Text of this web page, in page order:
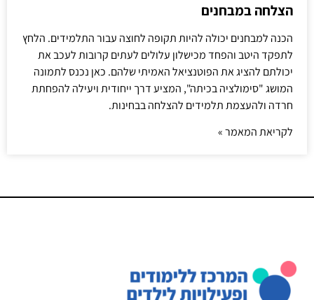
הצלחה במבחנים
הכנה למבחנים יכולה להיות תקופה לחוצה עבור התלמידים. הלחץ
לתפקד היטב והפחד מכישלון עלולים לעתים קרובות לעכב את
יכולתם להציג את הפוטנציאל האמיתי שלהם. כאן נכנס לתמונה
המושג "סימולציה בכיתה", המציע דרך ייחודית ויעילה להפחתת
חרדה ולהעצמת תלמידים להצלחה בבחינות.
לקריאת המאמר »